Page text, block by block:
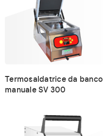
Termosaldatrice da banco
manuale SV 300